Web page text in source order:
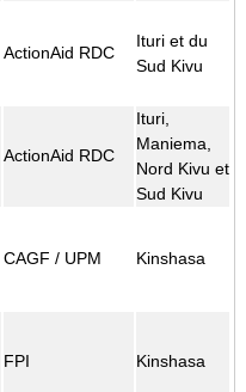
ActionAid RDC
Ituri et du
Sud Kivu
ActionAid RDC
Ituri,
Maniema,
Nord Kivu et
Sud Kivu
CAGF / UPM Kinshasa
FPI Kinshasa